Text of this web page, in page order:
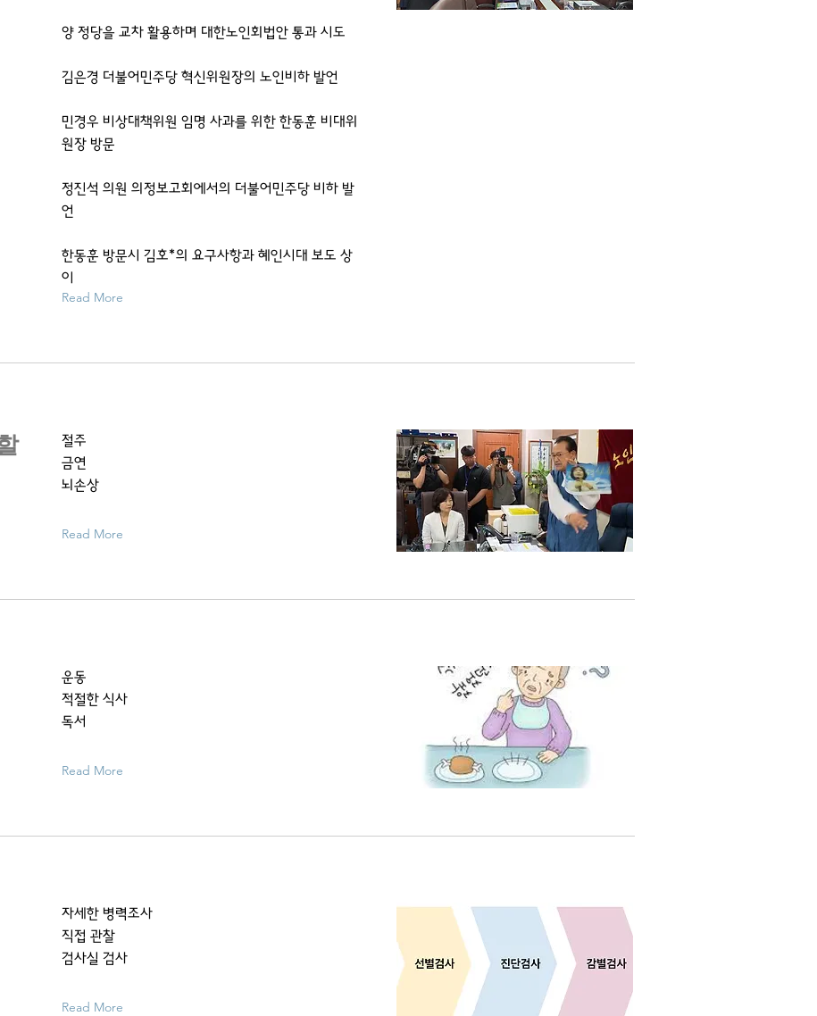
양 정당을 교차 활용하며 대한노인회법안 통과 시도
김은경 더불어민주당 혁신위원장의 노인비하 발언
민경우 비상대책위원 임명 사과를 위한 한동훈 비대위
원장 방문
정진석 의원 의정보고회에서의 더불어민주당 비하 발
언
한동훈 방문시 김호*의 요구사항과 혜인시대 보도 상
이
Read More
절주
금연
뇌손상
Read More
운동
적절한 식사
독서
Read More
자세한 병력조사
직접 관찰
검사실 검사
Read More